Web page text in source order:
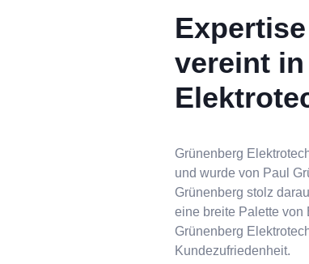
vereint
Grünenberg
und wurde von Paul
Grünenberg stolz
eine breite Palette von
Grünenberg
Kundezufriedenheit.